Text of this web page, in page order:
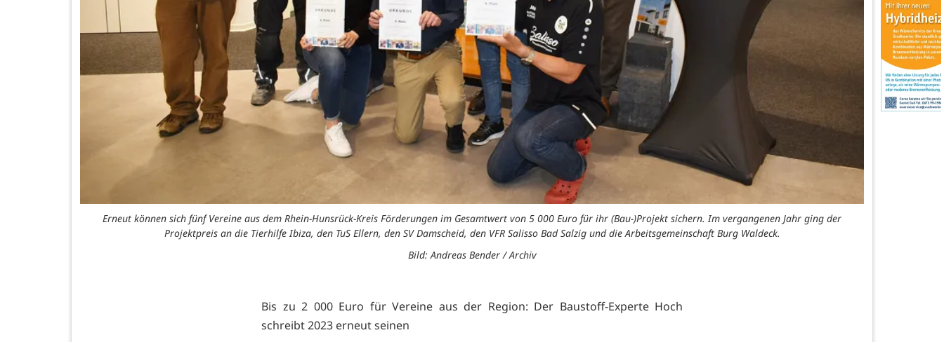
Erneut können sich fünf Vereine aus dem Rhein-Hunsrück-Kreis Förderungen im Gesamtwert von 5 000 Euro für ihr (Bau-)Projekt sichern. Im vergangenen Jahr ging der
Projektpreis an die Tierhilfe Ibiza, den TuS Ellern, den SV Damscheid, den VFR Salisso Bad Salzig und die Arbeitsgemeinschaft Burg Waldeck.
Bild: Andreas Bender / Archiv
Bis zu 2 000 Euro für Vereine aus der Region: Der Baustoff-Experte Hoch
schreibt 2023 erneut seinen